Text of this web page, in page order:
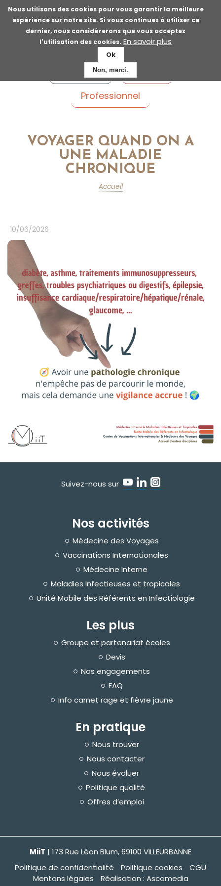
Nous utilisons des cookies pour vous garantir la meilleure
expérience sur notre site. Si vous continuez à utiliser ce
dernier, nous considérerons que vous acceptez
l'utilisation des cookies. En savoir plus
Ok
Non, merci.
Aller
au
contenu
principal
Voyageur
Professionnel
VOYAGER QUAND ON A
UNE MALADIE
CHRONIQUE
Accueil
10/06/2026
Suivez-nous sur
Nos activités
Médecine des Voyages
Vaccinations Internationales
Médecine Interne
Maladies Infectieuses et tropicales
Unité Mobile des Référents en Infectiologie
Les plus
Groupe et partenariat écoles
Devis
Nos engagements
FAQ
Info carnet rage et fièvre jaune
En pratique
Nous trouver
Nous contacter
Nous évaluer
Politique qualité
Offres d’emploi
MiiT | 173 Rue Léon Blum, 69100 VILLEURBANNE
Politique de confidentialité
Politique cookies
CGU
Mentons légales
Réalisation : Ascomedia